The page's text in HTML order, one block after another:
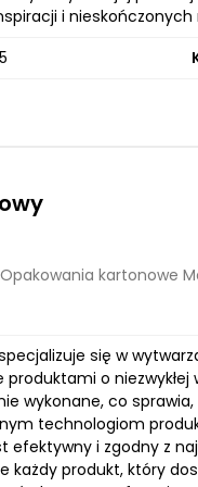
i nieskończonych
Opakowania kartonowe
się w
o niezwykłej
wykonane, co sprawia,
technologiom
efektywny i zgodny z
każdy produkt, który